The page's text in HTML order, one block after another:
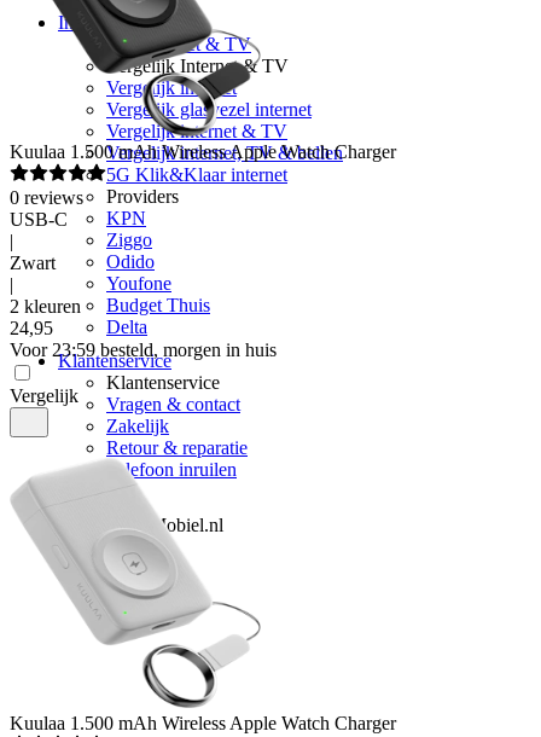
Internet & TV
Alle internet & TV
Vergelijk Internet & TV
Vergelijk internet
Vergelijk glasvezel internet
Vergelijk internet & TV
Vergelijk internet, TV & bellen
5G Klik&Klaar internet
Providers
KPN
Ziggo
Odido
Youfone
Budget Thuis
Delta
Klantenservice
Klantenservice
Vragen & contact
Zakelijk
Retour & reparatie
Telefoon inruilen
Over Mobiel.nl
Over ons
Vacatures
Nieuws
Pers
Kuulaa 1.500 mAh Wireless Apple Watch Charger
0 reviews
USB-C
|
Zwart
|
2 kleuren
24,95
Voor 23:59 besteld, morgen in huis
Vergelijk
Kuulaa 1.500 mAh Wireless Apple Watch Charger